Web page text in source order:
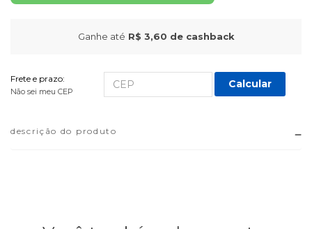
Ganhe até R$ 3,60 de cashback
Frete e prazo:
Não sei meu CEP
Calcular
descrição do produto